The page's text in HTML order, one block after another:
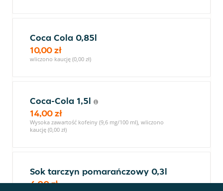
Coca Cola 0,85l
10,00 zł
wliczono kaucję (0,00 zł)
Coca-Cola 1,5l
14,00 zł
Wysoka zawartość kofeiny (9,6 mg/100 ml), wliczono
kaucję (0,00 zł)
Sok tarczyn pomarańczowy 0,3l
4,00 zł